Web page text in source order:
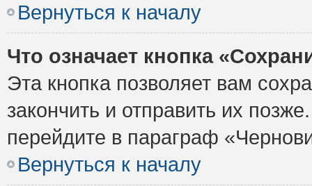
Вернуться к началу
Что означает кнопка
Эта кнопка позволяет вам
закончить и отправить их
перейдите в параграф
Вернуться к началу